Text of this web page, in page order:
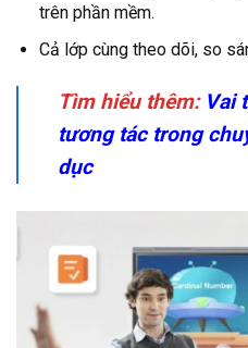
trên phần mềm.
Cả lớp cùng theo dõi, so
Tìm hiểu thêm: Vai
tương tác trong
dục